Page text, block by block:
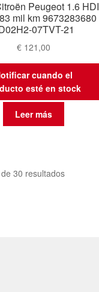
Peugeot 1.6 HDI
mil km 9673283680
07TVT-21
€121,00
cuando el
esté en stock
Leer más
30 resultadosOrdenado